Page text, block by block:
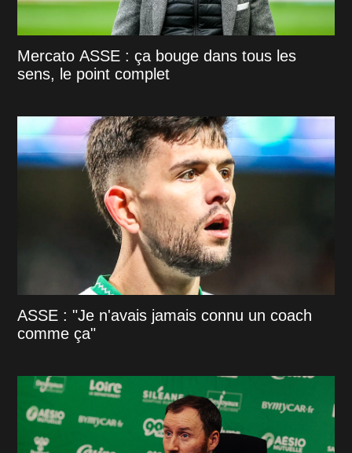
Mercato ASSE : ça bouge dans tous les
sens, le point complet
ASSE : "Je n'avais jamais connu un coach
comme ça"